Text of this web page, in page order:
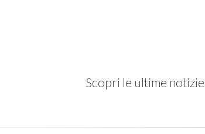
Scopri le ultime